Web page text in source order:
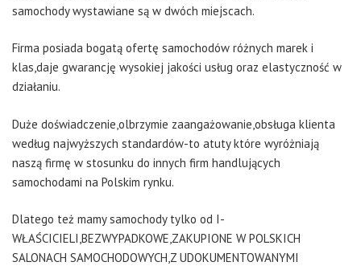
samochody wystawiane są w dwóch miejscach.
Firma posiada bogatą ofertę samochodów różnych marek i
klas,daje gwarancję wysokiej jakości usług oraz elastyczność w
działaniu.
Duże doświadczenie,olbrzymie zaangażowanie,obsługa klienta
według najwyższych standardów-to atuty które wyróżniają
naszą firmę w stosunku do innych firm handlujących
samochodami na Polskim rynku.
Dlatego też mamy samochody tylko od I-
WŁAŚCICIELI,BEZWYPADKOWE,ZAKUPIONE W POLSKICH
SALONACH SAMOCHODOWYCH,Z UDOKUMENTOWANYMI